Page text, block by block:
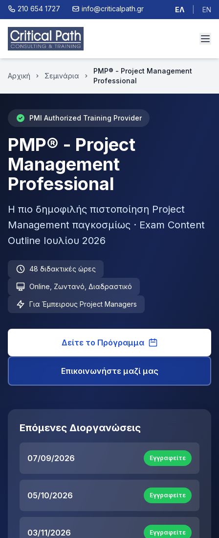
210 654 1727 info@criticalpath.gr ΕΛ EN
Αρχική Σεμινάρια
PMP® - Project Management
Professional
PMI Authorized Training Provider
PMP® - Project
Management
Professional
Η πιο δημοφιλής πιστοποίηση Project
Management παγκοσμίως · Exam Content
Outline Ιουλίου 2026
48 διδακτικές ώρες
Online, Ζωντανό, Διαδραστικό
Για Έμπειρους Project Managers
Δείτε το Πρόγραμμα
Επικοινωνήστε μαζί μας
Επόμενες Διοργανώσεις
07/09/2026 Εγγραφείτε
05/10/2026 Εγγραφείτε
03/11/2026 Εγγραφείτε